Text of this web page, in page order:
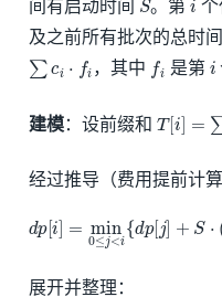
间有启动时间
。第 个
及之前所有批次的总时
∑c ，其中 fi 是第 i
建模：设前缀和 T[i] k
经过推导（费用提前计
dp[i min0 ≤j<i{d p ]+
展开并整理：